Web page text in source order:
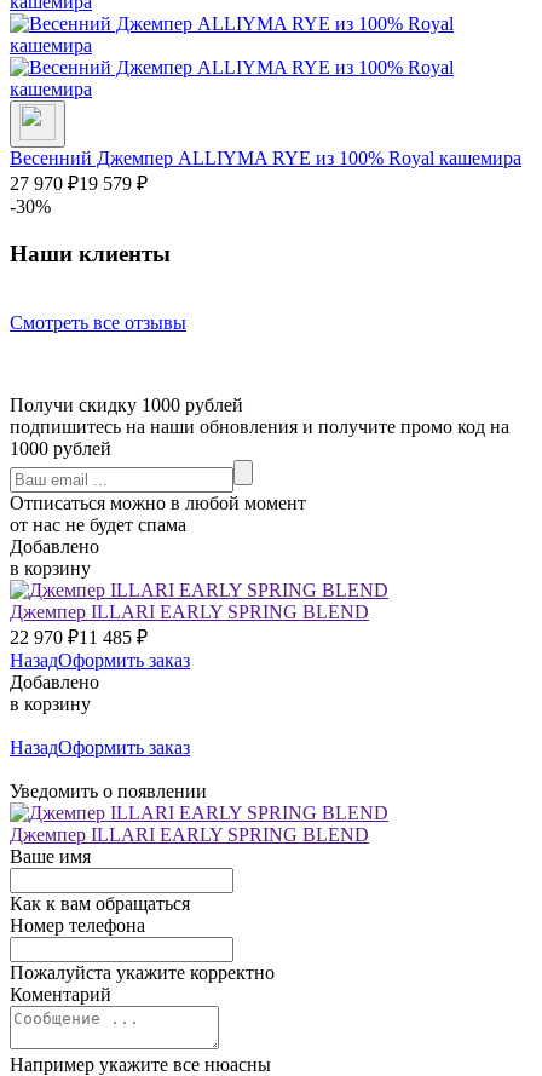
Весенний Джемпер ALLIYMA RYE из 100% Royal кашемира
27 970 ₽19 579 ₽
-30%
Наши клиенты
Смотреть все отзывы
Получи скидку 1000 рублей
подпишитесь на наши обновления и получите промо код на
1000 рублей
Отписаться можно в любой момент
от нас не будет спама
Добавлено
в корзину
Джемпер ILLARI EARLY SPRING BLEND
22 970 ₽11 485 ₽
НазадОформить заказ
Добавлено
в корзину
НазадОформить заказ
Уведомить о появлении
Джемпер ILLARI EARLY SPRING BLEND
Ваше имя
Как к вам обращаться
Номер телефона
Пожалуйста укажите корректно
Коментарий
Например укажите все нюасны